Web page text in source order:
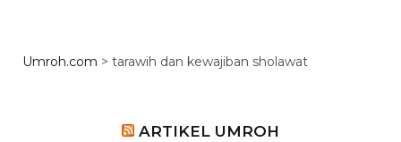
Umroh.com > tarawih dan kewajiban sholawat
ARTIKEL UMROH